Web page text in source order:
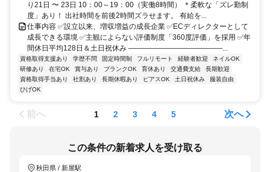
り21日 〜 23日 10：00～19：00（実働8時間） ＊柔軟な「ズレ勤制
度」あり！ 出社時間を前後2時間ズラせます。 有給を...
仕事内容 ✅設立以来、増収増益の成長企業 ✅ECディレクターとして
成長できる環境 ✅主観によらない評価制度「360度評価」を採用 ✅年
間休日平均128日＆土日祝休み ―――――――――――――...
資格取得支援あり 学歴不問 固定時間制 フルリモート 経験者歓迎
ネイルOK
研修あり
在宅OK 賞与あり ブランクOK 育休あり 交通費支給
長期歓迎
資格取得手当あり
社割あり 長期休暇あり ピアスOK 土日祝休み
服装自由
ひげOK
前へ 1 2 3 4 5 次へ
この条件の新着求人を受け取る
秋田県 / 新屋駅